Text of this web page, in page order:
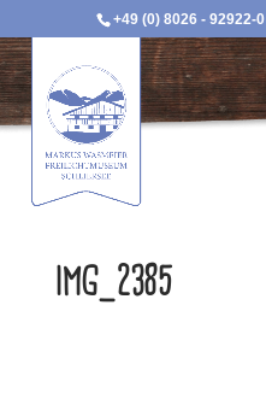
+49 (0) 8026 - 92922-0
IMG_2385